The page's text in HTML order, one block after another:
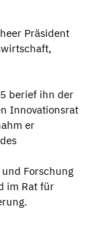
Präsident
berief ihn der
Innovationsrat
er
Forschung
im Rat für